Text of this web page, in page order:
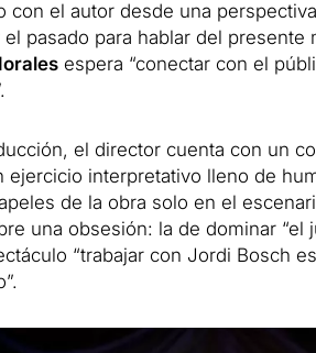
con el autor desde una
pasado para hablar del presente
espera “conectar con el
el director cuenta con un
ejercicio interpretativo lleno de
de la obra solo en el
una obsesión: la de dominar “el
“trabajar con Jordi Bosch